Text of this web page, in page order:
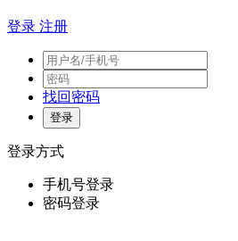
登录 注册
找回密码
登录方式
手机号登录
密码登录